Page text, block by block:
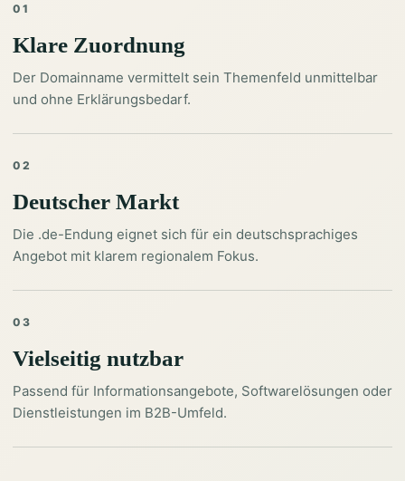
01
Klare Zuordnung
Der Domainname vermittelt sein Themenfeld unmittelbar
und ohne Erklärungsbedarf.
02
Deutscher Markt
Die .de-Endung eignet sich für ein deutschsprachiges
Angebot mit klarem regionalem Fokus.
03
Vielseitig nutzbar
Passend für Informationsangebote, Softwarelösungen oder
Dienstleistungen im B2B-Umfeld.